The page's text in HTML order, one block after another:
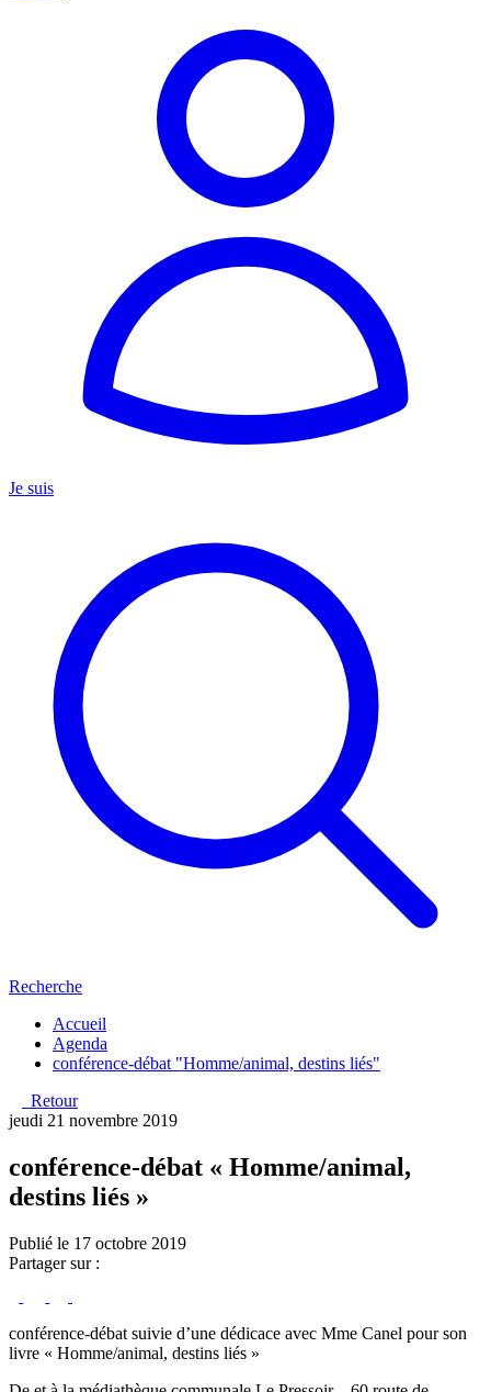
Je suis
Recherche
Accueil
Agenda
conférence-débat "Homme/animal, destins liés"
Retour
jeudi 21 novembre 2019
conférence-débat « Homme/animal,
destins liés »
Publié le 17 octobre 2019
Partager sur :
conférence-débat suivie d’une dédicace avec Mme Canel pour son
livre « Homme/animal, destins liés »